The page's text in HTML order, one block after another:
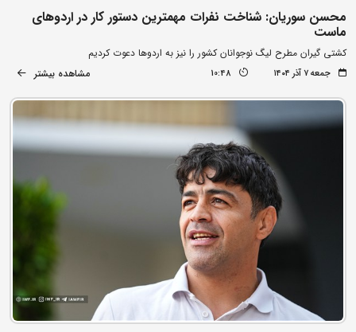
محسن سوریان: شناخت نفرات مهمترین دستور کار در اردوهای
ماست
کشتی گیران مطرح لیگ نوجوانان کشور را نیز به اردوها دعوت کردیم
جمعه ۷ آذر ۱۴۰۴ 10:48 مشاهده بیشتر